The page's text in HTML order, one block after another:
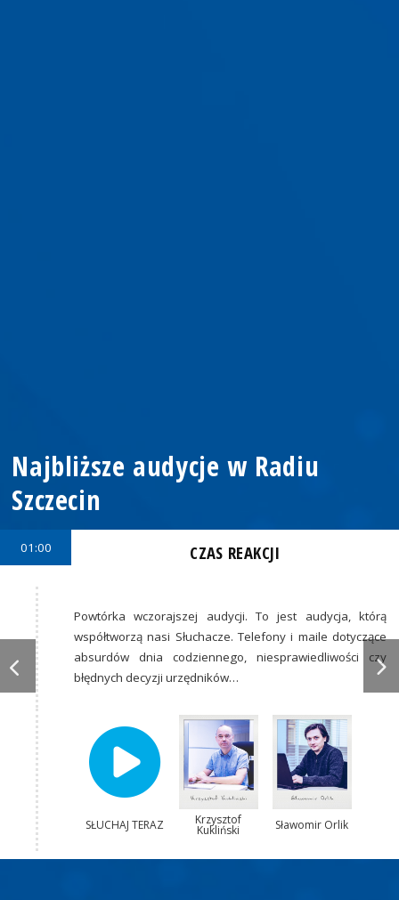
Najbliższe audycje w Radiu
Szczecin
01:00 CZAS REAKCJI
Powtórka wczorajszej audycji. To jest audycja, którą
współtworzą nasi Słuchacze. Telefony i maile dotyczące
absurdów dnia codziennego, niesprawiedliwości czy
błędnych decyzji urzędników…
SŁUCHAJ TERAZ Krzysztof
Kukliński Sławomir Orlik